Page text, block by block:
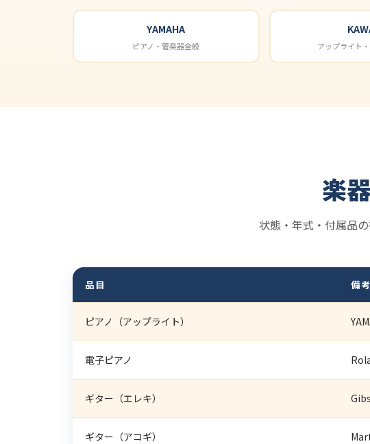
YAMAHA
ピアノ・管楽器全般 アップライト
楽
状態・年式・付属品
品目 備考
ピアノ（アップライト）
電子ピアノ
ギター（エレキ）
ギター（アコギ）